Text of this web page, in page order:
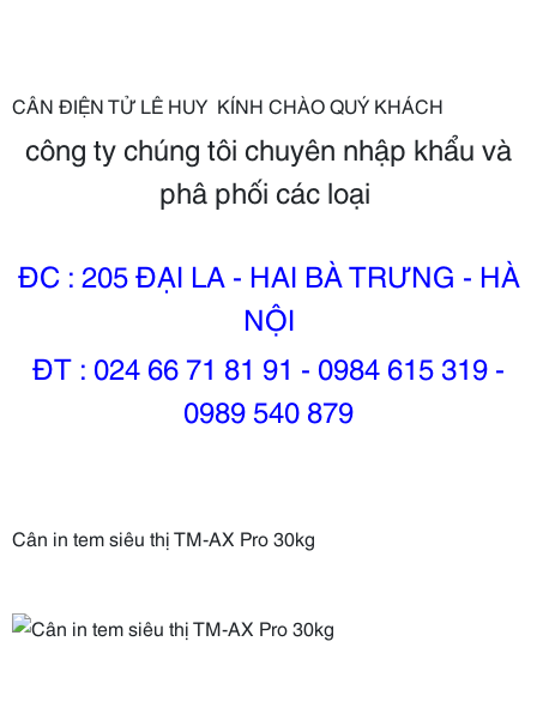
CÂN ĐIỆN TỬ LÊ HUY KÍNH CHÀO QUÝ KHÁCH
công ty chúng tôi chuyên nhập khẩu và
phâ phối các loại
ĐC : 205 ĐẠI LA - HAI BÀ TRƯNG - HÀ
NỘI
ĐT : 024 66 71 81 91 - 0984 615 319 -
0989 540 879
Cân in tem siêu thị TM-AX Pro 30kg